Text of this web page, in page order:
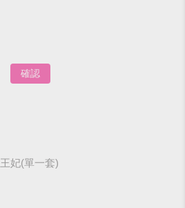
確認
妃(單一套)